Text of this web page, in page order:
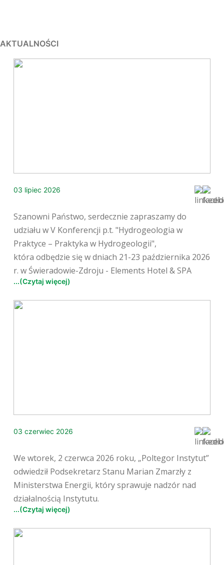
AKTUALNOŚCI
03 lipiec 2026
Szanowni Państwo, serdecznie zapraszamy do
udziału w V Konferencji p.t. "Hydrogeologia w
Praktyce – Praktyka w Hydrogeologii",
która odbędzie się w dniach 21-23 października 2026
r. w Świeradowie-Zdroju - Elements Hotel & SPA
...(Czytaj więcej)
03 czerwiec 2026
We wtorek, 2 czerwca 2026 roku, „Poltegor Instytut”
odwiedził Podsekretarz Stanu Marian Zmarzły z
Ministerstwa Energii, który sprawuje nadzór nad
działalnością Instytutu.
...(Czytaj więcej)